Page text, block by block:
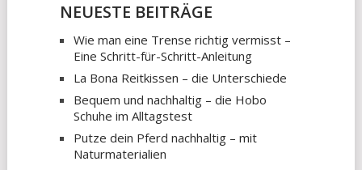
NEUESTE BEITRÄGE
Wie man eine Trense richtig vermisst –
Eine Schritt-für-Schritt-Anleitung
La Bona Reitkissen – die Unterschiede
Bequem und nachhaltig – die Hobo
Schuhe im Alltagstest
Putze dein Pferd nachhaltig – mit
Naturmaterialien